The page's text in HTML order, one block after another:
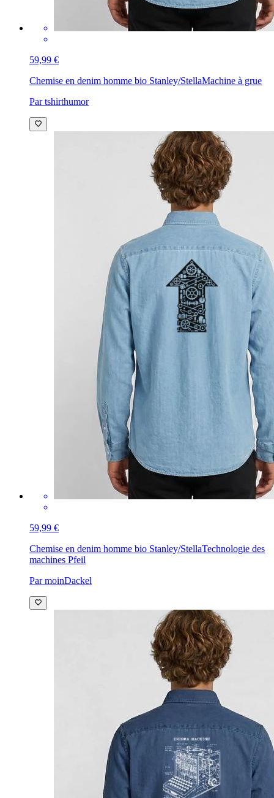
59,99 €
Chemise en denim homme bio Stanley/StellaMachine à grue
Par tshirthumor
59,99 €
Chemise en denim homme bio Stanley/StellaTechnologie des
machines Pfeil
Par moinDackel